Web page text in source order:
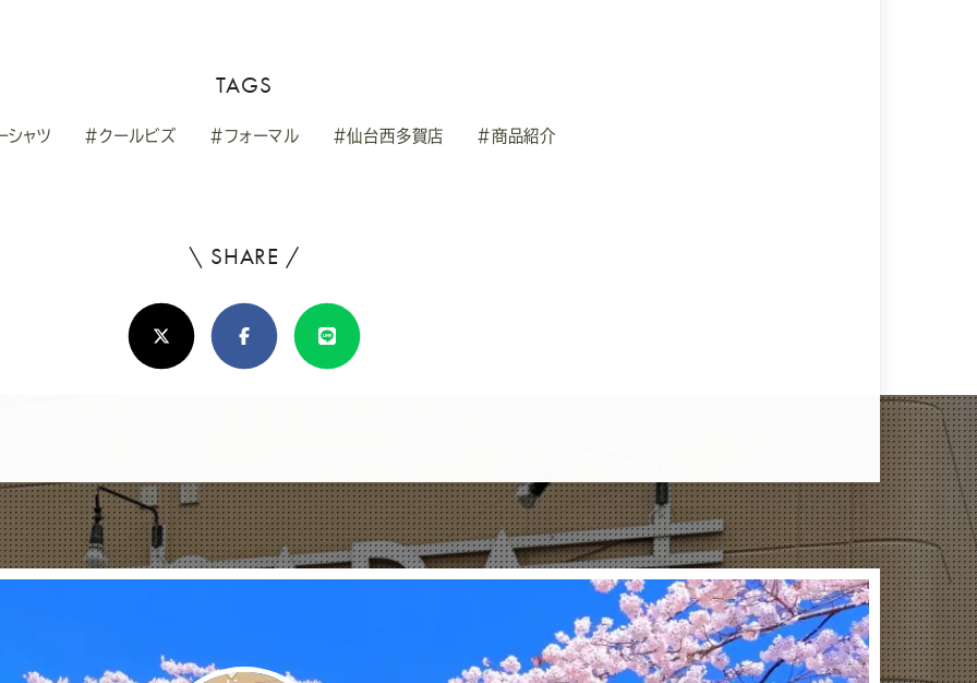
TAGS
シャツ #クールビズ #フォーマル #仙台西多賀店 #商品紹介
\ SHARE /
ろ
し
け
シ
ェ
ア
X(Twitter)FacebookLine